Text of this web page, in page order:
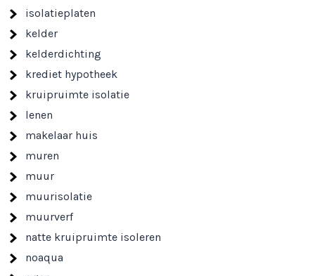
isolatieplaten
kelder
kelderdichting
krediet hypotheek
kruipruimte isolatie
lenen
makelaar huis
muren
muur
muurisolatie
muurverf
natte kruipruimte isoleren
noaqua